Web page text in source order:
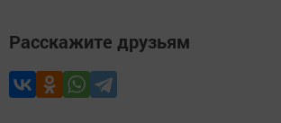
Расскажите друзьям